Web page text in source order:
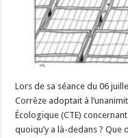
Lors de sa séance du 06
Corrèze adoptait à
Écologique (CTE)
quoiqu’y a là-dedans ? Que